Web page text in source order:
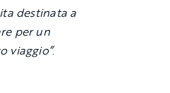
destinata a
per un
viaggio”.